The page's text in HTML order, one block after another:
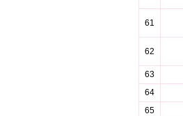
61
62
63
64
65